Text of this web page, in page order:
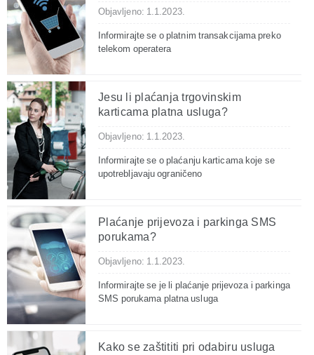
Objavljeno: 1.1.2023.
Informirajte se o platnim transakcijama preko
telekom operatera
Jesu li plaćanja trgovinskim
karticama platna usluga?
Objavljeno: 1.1.2023.
Informirajte se o plaćanju karticama koje se
upotrebljavaju ograničeno
Plaćanje prijevoza i parkinga SMS
porukama?
Objavljeno: 1.1.2023.
Informirajte se je li plaćanje prijevoza i parkinga
SMS porukama platna usluga
Kako se zaštititi pri odabiru usluga